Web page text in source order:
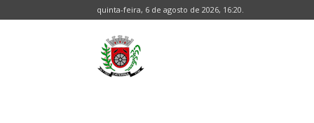
quinta-feira, 6 de agosto de 2026, 16:20.